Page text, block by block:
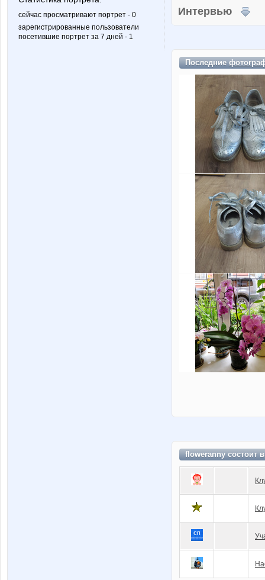
сейчас просматривают портрет - 0
зарегистрированные пользователи
посетившие портрет за 7 дней - 1
Интервью
Последние
floweranny состоит